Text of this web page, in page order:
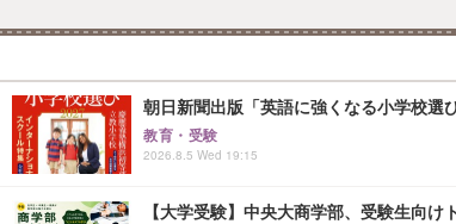
朝日新聞出版「英語に強くなる小学校選
教育・受験
2026.8.5 Wed 19:15
【大学受験】中央大商学部、受験生向